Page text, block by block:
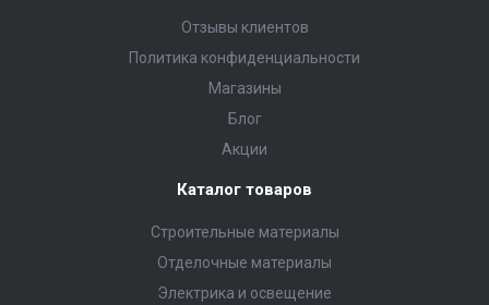
Отзывы клиентов
Политика конфиденциальности
Магазины
Блог
Акции
Каталог товаров
Строительные материалы
Отделочные материалы
Электрика и освещение